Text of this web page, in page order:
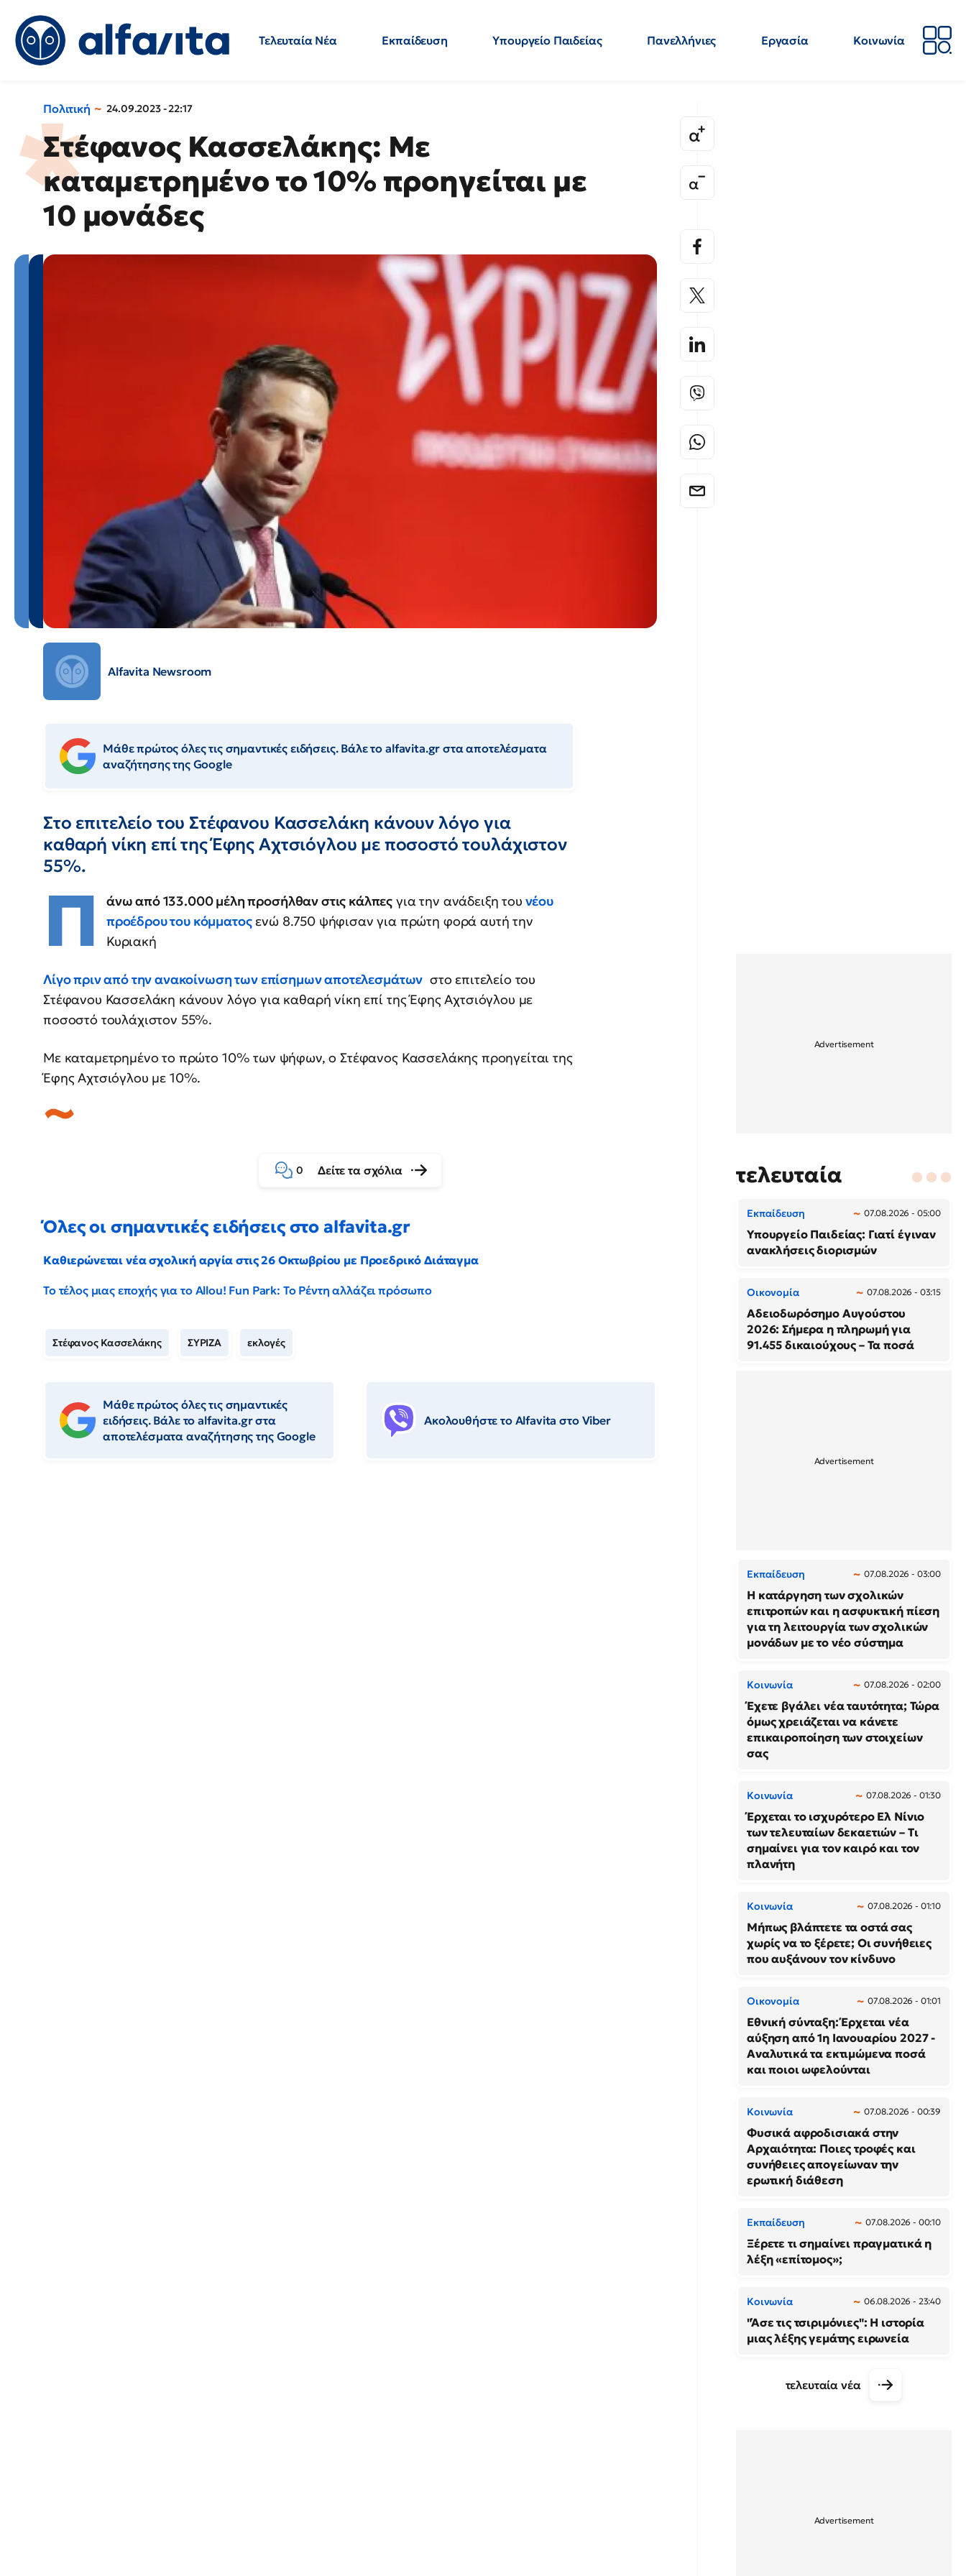
Τελευταία Νέα Εκπαίδευση Υπουργείο Παιδείας Πανελλήνιες Εργασία
Κοινωνία
Πολιτική 24.09.2023 - 22:17
Στέφανος Κασσελάκης: Με
καταμετρημένο το 10% προηγείται με
10 μονάδες
Alfavita Newsroom
Μάθε πρώτος όλες τις σημαντικές ειδήσεις. Βάλε το alfavita.gr στα αποτελέσματα
αναζήτησης της Google
Στο επιτελείο του Στέφανου Κασσελάκη κάνουν λόγο για
καθαρή νίκη επί της Έφης Αχτσιόγλου με ποσοστό τουλάχιστον
55%.
Π άνω από 133.000 μέλη προσήλθαν στις κάλπες για την ανάδειξη του νέου
προέδρου του κόμματοςενώ 8.750 ψήφισαν για πρώτη φορά αυτή την
Κυριακή
Λίγο πριν από την ανακοίνωση των επίσημων αποτελεσμάτων στο επιτελείο του
Στέφανου Κασσελάκη κάνουν λόγο για καθαρή νίκη επί της Έφης Αχτσιόγλου με
ποσοστό τουλάχιστον 55%.
Με καταμετρημένο το πρώτο 10% των ψήφων, ο Στέφανος Κασσελάκης προηγείται της
Έφης Αχτσιόγλου με 10%.
0 Δείτε τα σχόλια
Όλες οι σημαντικές ειδήσεις στο alfavita.gr
Καθιερώνεται νέα σχολική αργία στις 26 Οκτωβρίου με Προεδρικό Διάταγμα
Το τέλος μιας εποχής για το Allou! Fun Park: Το Ρέντη αλλάζει πρόσωπο
Στέφανος Κασσελάκης ΣΥΡΙΖΑ εκλογές
Μάθε πρώτος όλες τις σημαντικές
ειδήσεις. Βάλε το alfavita.gr στα
αποτελέσματα αναζήτησης της Google
Ακολουθήστε το Αlfavita στο Viber
τελευταία
Εκπαίδευση 07.08.2026 - 05:00
Υπουργείο Παιδείας: Γιατί έγιναν
ανακλήσεις διορισμών
Οικονομία 07.08.2026 - 03:15
Αδειοδωρόσημο Αυγούστου
2026: Σήμερα η πληρωμή για
91.455 δικαιούχους – Τα ποσά
Εκπαίδευση 07.08.2026 - 03:00
Η κατάργηση των σχολικών
επιτροπών και η ασφυκτική πίεση
για τη λειτουργία των σχολικών
μονάδων με το νέο σύστημα
Κοινωνία 07.08.2026 - 02:00
Έχετε βγάλει νέα ταυτότητα; Τώρα
όμως χρειάζεται να κάνετε
επικαιροποίηση των στοιχείων
σας
Κοινωνία 07.08.2026 - 01:30
Έρχεται το ισχυρότερο Ελ Νίνιο
των τελευταίων δεκαετιών – Τι
σημαίνει για τον καιρό και τον
πλανήτη
Κοινωνία 07.08.2026 - 01:10
Μήπως βλάπτετε τα οστά σας
χωρίς να το ξέρετε; Οι συνήθειες
που αυξάνουν τον κίνδυνο
Οικονομία 07.08.2026 - 01:01
Εθνική σύνταξη: Έρχεται νέα
αύξηση από 1η Ιανουαρίου 2027 -
Αναλυτικά τα εκτιμώμενα ποσά
και ποιοι ωφελούνται
Κοινωνία 07.08.2026 - 00:39
Φυσικά αφροδισιακά στην
Αρχαιότητα: Ποιες τροφές και
συνήθειες απογείωναν την
ερωτική διάθεση
Εκπαίδευση 07.08.2026 - 00:10
Ξέρετε τι σημαίνει πραγματικά η
λέξη «επίτομος»;
Κοινωνία 06.08.2026 - 23:40
"Άσε τις τσιριμόνιες": Η ιστορία
μιας λέξης γεμάτης ειρωνεία
τελευταία νέα